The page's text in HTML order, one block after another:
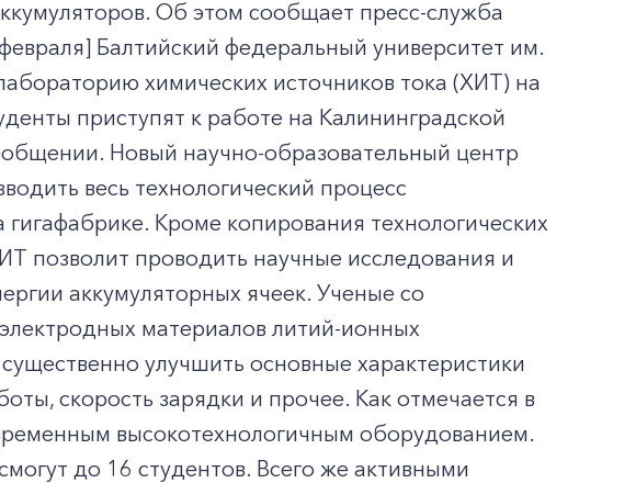
Об этом сообщает пресс-служба
Балтийский федеральный университет им.
химических источников тока (ХИТ) на
приступят к работе на Калининградской
Новый научно-образовательный центр
весь технологический процесс
Кроме копирования технологических
позволит проводить научные исследования и
аккумуляторных ячеек. Ученые со
материалов литий-ионных
улучшить основные характеристики
скорость зарядки и прочее. Как отмечается в
высокотехнологичным оборудованием.
до 16 студентов. Всего же активными